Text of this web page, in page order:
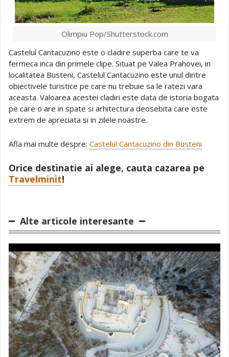
Olimpiu Pop/Shutterstock.com
Castelul Cantacuzino este o cladire superba care te va
fermeca inca din primele clipe. Situat pe Valea Prahovei, in
localitatea Busteni, Castelul Cantacuzino este unul dintre
obiectivele turistice pe care nu trebuie sa le ratezi vara
aceasta. Valoarea acestei cladiri este data de istoria bogata
pe care o are in spate si arhitectura deosebita care este
extrem de apreciata si in zilele noastre.
Afla mai multe despre: Castelul Cantacuzino din Busteni
Orice destinatie ai alege, cauta cazarea pe
Travelminit!
Alte articole interesante